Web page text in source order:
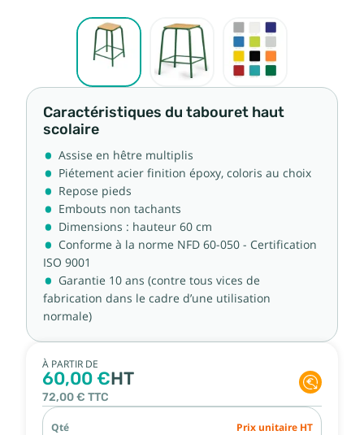
Caractéristiques du tabouret haut
scolaire
Assise en hêtre multiplis
Piétement acier finition époxy, coloris au choix
Repose pieds
Embouts non tachants
Dimensions : hauteur 60 cm
Conforme à la norme NFD 60-050 - Certification
ISO 9001
Garantie 10 ans (contre tous vices de
fabrication dans le cadre d’une utilisation
normale)
À PARTIR DE
60,00 €HT
72,00 € TTC
Qté Prix unitaire HT